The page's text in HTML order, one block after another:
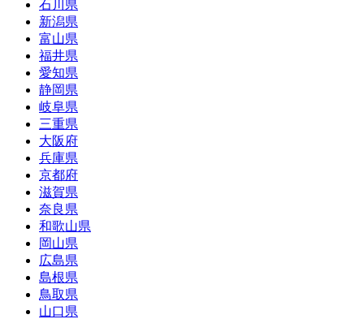
石川県
新潟県
富山県
福井県
愛知県
静岡県
岐阜県
三重県
大阪府
兵庫県
京都府
滋賀県
奈良県
和歌山県
岡山県
広島県
島根県
鳥取県
山口県